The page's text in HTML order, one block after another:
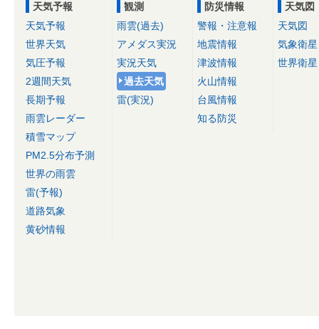
天気予報
天気予報
世界天気
気圧予報
2週間天気
長期予報
雨雲レーダー
積雪マップ
PM2.5分布予測
世界の雨雲
雷(予報)
道路気象
黄砂情報
観測
雨雲(過去)
アメダス実況
実況天気
過去天気
雷(実況)
防災情報
警報・注意報
地震情報
津波情報
火山情報
台風情報
知る防災
天気図
天気図
気象衛星
世界衛星